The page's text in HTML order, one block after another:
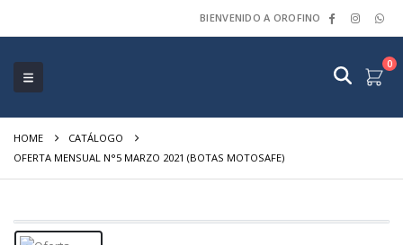
BIENVENIDO A OROFINO
0
HOME
CATÁLOGO
OFERTA MENSUAL N°5 MARZO 2021 (BOTAS MOTOSAFE)